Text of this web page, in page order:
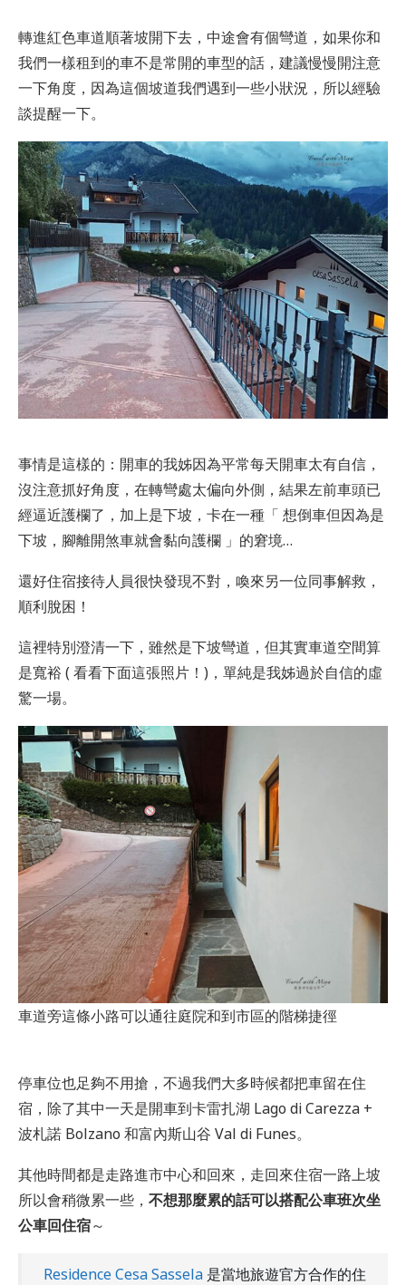
轉進紅色車道順著坡開下去，中途會有個彎道，如果你和
我們一樣租到的車不是常開的車型的話，建議慢慢開注意
一下角度，因為這個坡道我們遇到一些小狀況，所以經驗
談提醒一下。
事情是這樣的：開車的我姊因為平常每天開車太有自信，
沒注意抓好角度，在轉彎處太偏向外側，結果左前車頭已
經逼近護欄了，加上是下坡，卡在一種「 想倒車但因為是
下坡，腳離開煞車就會黏向護欄 」的窘境…
還好住宿接待人員很快發現不對，喚來另一位同事解救，
順利脫困！
這裡特別澄清一下，雖然是下坡彎道，但其實車道空間算
是寬裕 ( 看看下面這張照片！)，單純是我姊過於自信的虛
驚一場。
車道旁這條小路可以通往庭院和到市區的階梯捷徑
停車位也足夠不用搶，不過我們大多時候都把車留在住
宿，除了其中一天是開車到卡雷扎湖 Lago di Carezza +
波札諾 Bolzano 和富內斯山谷 Val di Funes。
其他時間都是走路進市中心和回來，走回來住宿一路上坡
所以會稍微累一些， 不想那麼累的話可以搭配公車班次坐
公車回住宿～
Residence Cesa Sassela 是當地旅遊官方合作的住